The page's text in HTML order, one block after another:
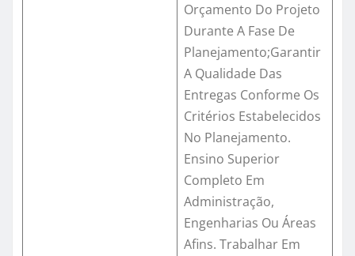
Orçamento Do Projeto
Durante A Fase De
Planejamento;Garantir
A Qualidade Das
Entregas Conforme Os
Critérios Estabelecidos
No Planejamento.
Ensino Superior
Completo Em
Administração,
Engenharias Ou Áreas
Afins. Trabalhar Em